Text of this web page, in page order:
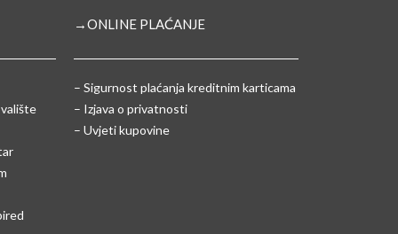
→ONLINE PLAĆANJE
– Sigurnost plaćanja kreditnim karticama
– Izjava o privatnosti
– Uvjeti kupovine